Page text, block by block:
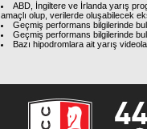
ABD, İngiltere ve İrlanda yarış
amaçlı olup, verilerde oluşabilecek
Geçmiş performans bilgilerinde
Geçmiş performans bilgilerinde
Bazı hipodromlara ait yarış